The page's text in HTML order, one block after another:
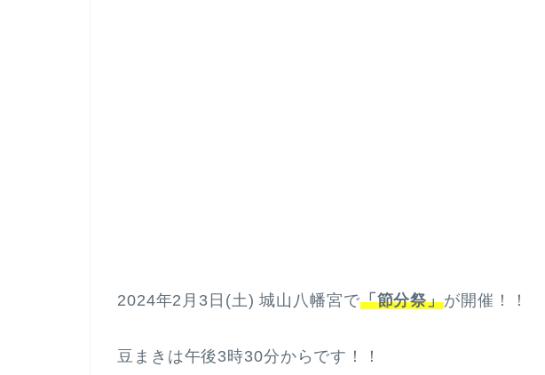
2024年2月3日(土) 城山八幡宮で「節分祭」が開催！！
豆まきは午後3時30分からです！！